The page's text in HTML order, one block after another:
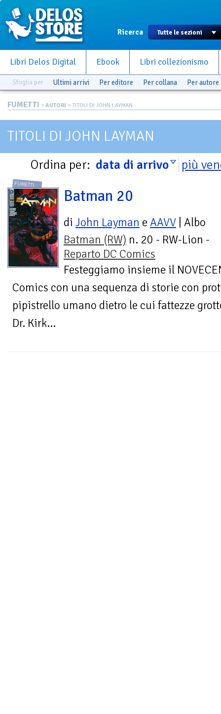
Ricerca
Libri Delos Digital Ebook Libri collezionismo
Sfoglia per Ultimi arrivi Per editore Per collana Per autore
FUMETTI > AUTORI > TITOLI DI JOHN LAYMAN
TITOLI DI JOHN LAYMAN
Ordina per: data di arrivo più
FUMETTI
Batman 20
di John Layman e AAVV | Albo
Batman (RW) n. 20 - RW-Lion -
Reparto DC Comics
Festeggiamo insieme il
Comics con una sequenza di storie con
pipistrello umano dietro le cui fattezze
Dr. Kirk...